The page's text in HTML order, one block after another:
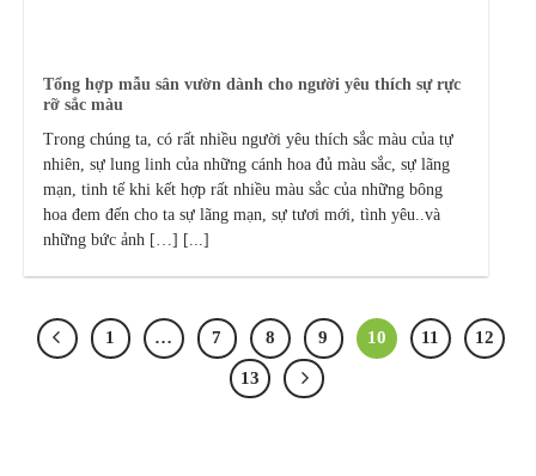
Tổng hợp mẫu sân vườn dành cho người yêu thích sự rực
rỡ sắc màu
Trong chúng ta, có rất nhiều người yêu thích sắc màu của tự
nhiên, sự lung linh của những cánh hoa đủ màu sắc, sự lãng
mạn, tinh tế khi kết hợp rất nhiều màu sắc của những bông
hoa đem đến cho ta sự lãng mạn, sự tươi mới, tình yêu..và
những bức ảnh […] [...]
1 … 7 8 9 10 11 12
13